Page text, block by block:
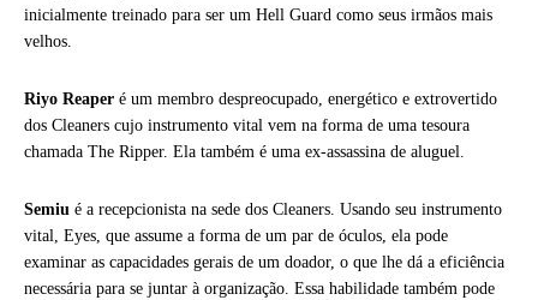
inicialmente treinado para ser um Hell Guard como seus irmãos mais
velhos.
Riyo Reaper é um membro despreocupado, energético e extrovertido
dos Cleaners cujo instrumento vital vem na forma de uma tesoura
chamada The Ripper. Ela também é uma ex-assassina de aluguel.
Semiu é a recepcionista na sede dos Cleaners. Usando seu instrumento
vital, Eyes, que assume a forma de um par de óculos, ela pode
examinar as capacidades gerais de um doador, o que lhe dá a eficiência
necessária para se juntar à organização. Essa habilidade também pode